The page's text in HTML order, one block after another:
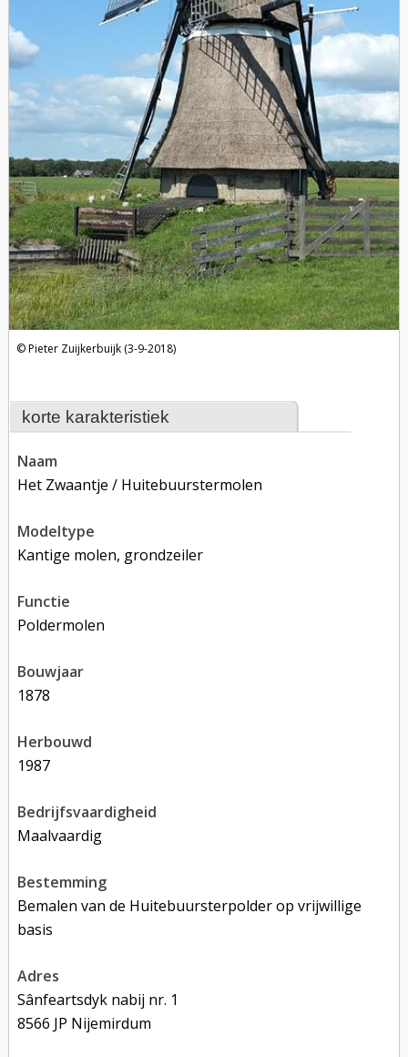
korte karakteristiek
naam
Het Zwaantje / Huitebuurstermolen
modeltype
Kantige molen, grondzeiler
functie
poldermolen
bouwjaar
1878
herbouwd
1987
bedrijfsvaardigheid
Maalvaardig
bestemming
Bemalen van de Huitebuursterpolder op vrijwillige
basis
adres
Sânfeartsdyk nabij nr. 1
8566 JP Nijemirdum
Pieter Zuijkerbuijk (3-9-2018)